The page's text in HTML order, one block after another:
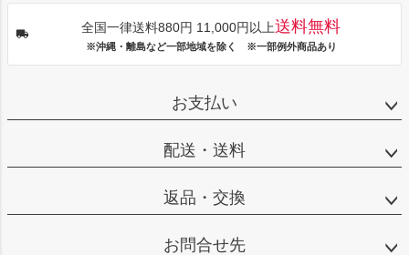
全国一律送料880円 11,000円以上送料無料
※沖縄・離島など一部地域を除く ※一部例外商品あり
お支払い
配送・送料
返品・交換
お問合せ先